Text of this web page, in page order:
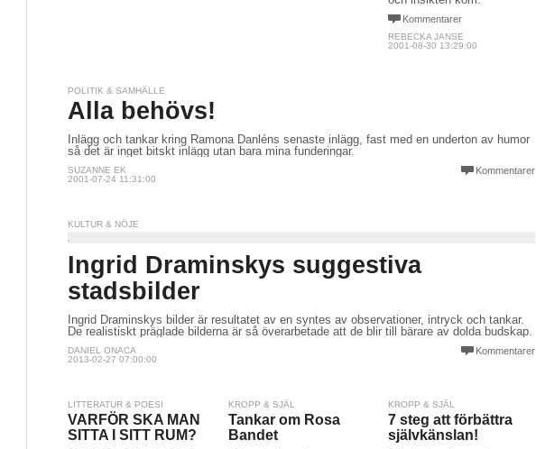
Kommentarer
REBECKA JANSE
2001-08-30 13:29:00
POLITIK & SAMHÄLLE
Alla behövs!
Inlägg och tankar kring Ramona Danléns senaste inlägg, fast med en underton av humor
så det är inget bitskt inlägg utan bara mina funderingar.
Kommentarer
SUZANNE EK
2001-07-24 11:31:00
KULTUR & NÖJE
Ingrid Draminskys suggestiva
stadsbilder
Ingrid Draminskys bilder är resultatet av en syntes av observationer, intryck och tankar.
De realistiskt präglade bilderna är så överarbetade att de blir till bärare av dolda budskap.
Kommentarer
DANIEL ONACA
2013-02-27 07:00:00
LITTERATUR & POESI
VARFÖR SKA MAN
SITTA I SITT RUM?
KROPP & SJÄL
Tankar om Rosa
Bandet
KROPP & SJÄL
7 steg att förbättra
självkänslan!